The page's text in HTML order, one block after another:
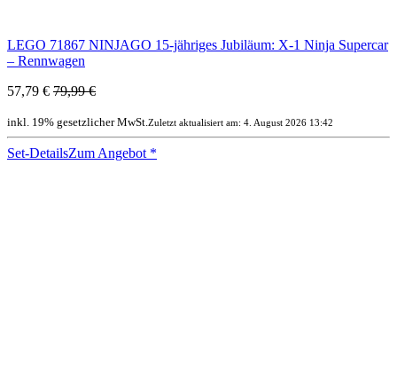
LEGO 71867 NINJAGO 15-jähriges Jubiläum: X-1 Ninja Supercar
– Rennwagen
57,79 € 79,99 €
inkl. 19% gesetzlicher MwSt. Zuletzt aktualisiert am: 4. August 2026 13:42
Set-DetailsZum Angebot *